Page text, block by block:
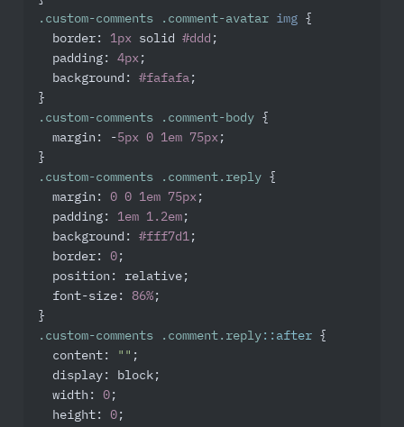
.custom-comments
.comment-avatar img {
border : 1px solid #ddd ;
padding : 4px ;
background : #fafafa ;
.custom-comments
.comment-body {
margin : -5px 0 1em 75px ;
.custom-comments
.comment .reply {
margin : 0 0 1em 75px ;
padding : 1em 1.2em ;
background : #fff7d1 ;
border : 0 ;
position : relative;
font-size : 86% ;
.custom-comments
.comment .reply ::after {
content : "" ;
display : block;
width : 0 ;
height : 0 ;